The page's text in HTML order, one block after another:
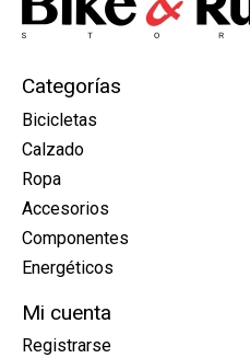
Categorías
Bicicletas
Calzado
Ropa
Accesorios
Componentes
Energéticos
Mi cuenta
Registrarse